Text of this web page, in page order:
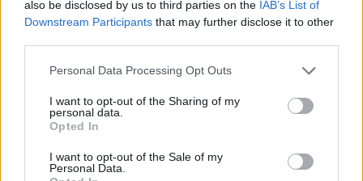
also be disclosed by us to third parties on the IAB’s List of
Downstream Participants that may further disclose it to other
Personal Data Processing Opt Outs
I want to opt-out of the Sharing of my
personal data.
Opted In
I want to opt-out of the Sale of my
Personal Data.